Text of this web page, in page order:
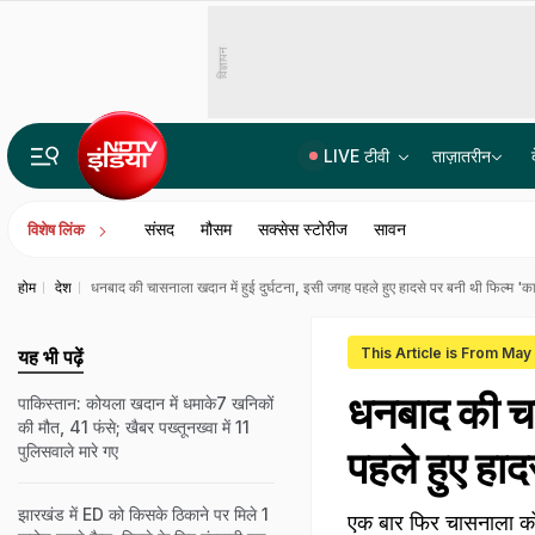
विज्ञापन
LIVE टीवी ताज़ातरीन
विशेष लिंक संसद मौसम सक्सेस स्टोरीज सावन
होम देश धनबाद की चासनाला खदान में हुई दुर्घटना, इसी जगह पहले हुए हादसे पर बनी थी फिल्म
This Article is From
धनबाद की
पहले हुए
एक बार फिर चासनाला
यह भी पढ़ें
पाकिस्तान: कोयला खदान में धमाके7 खनिकों
की मौत, 41 फंसे; खैबर पख्तूनख्वा में 11
पुलिसवाले मारे गए
झारखंड में ED को क‍िसके ठ‍िकाने पर म‍िले 1